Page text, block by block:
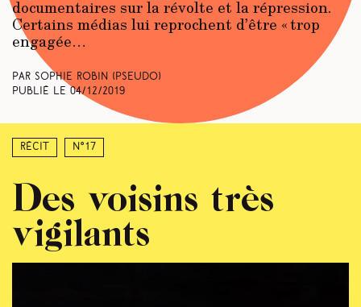
documentaires sur la révolte et la répression.
Certains médias lui reprochent d’être « trop
engagée…
Par Sophie Robin (pseudo)
Publié le 04/12/2019
Récit N°17
Des voisins très
vigilants